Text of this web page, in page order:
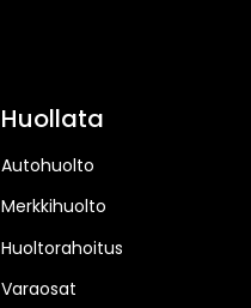
Huollata
Autohuolto
Merkkihuolto
Huoltorahoitus
Varaosat